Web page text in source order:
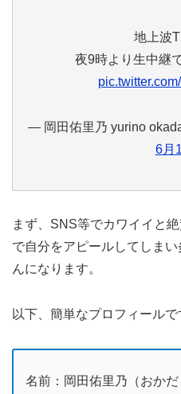
地上波
夜9時より生中継
— 岡田佑里乃 yurino
6月
まず、SNS等でカワイイと
で自分をアピールしてしま
んになります。
以下、簡単なプロフィールで
名前：岡田佑里乃（おかだ